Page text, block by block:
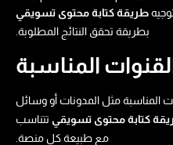
طريقة كتابة محتوى تسويقي​
بطريقة تحقق النتائج المطلوبة.
القنوات المناسبة
المناسبة مثل المدونات أو وسائل
كتابة محتوى تسويقي​ تتناسب
مع طبيعة كل منصة.